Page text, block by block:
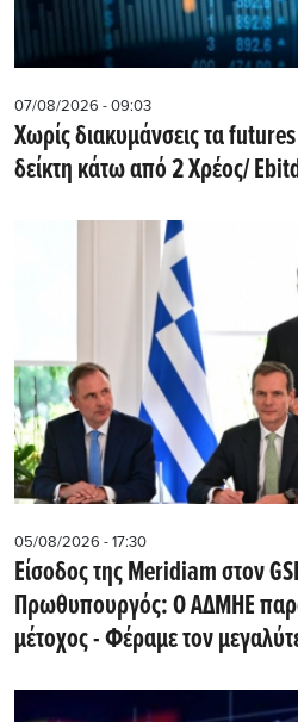
07/08/2026 - 09:03
Χωρίς διακυμάνσεις τα
δείκτη κάτω από 2 Χρέος/
05/08/2026 - 17:30
Eίσοδος της Meridiam στον
Πρωθυπουργός: Ο ΑΔΜΗΕ
μέτοχος - Φέραμε τον